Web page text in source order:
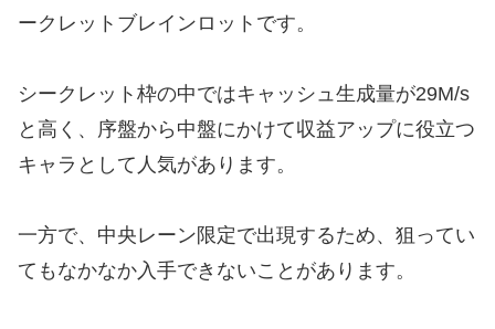
ークレットブレインロットです。
シークレット枠の中ではキャッシュ生成量が29M/s
と高く、序盤から中盤にかけて収益アップに役立つ
キャラとして人気があります。
一方で、中央レーン限定で出現するため、狙ってい
てもなかなか入手できないことがあります。